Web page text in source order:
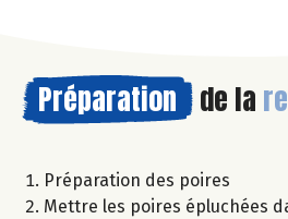
Préparation de la
Préparation des poires
Mettre les poires épluchées